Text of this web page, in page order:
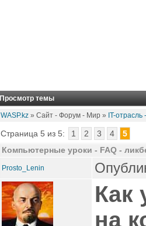
Просмотр темы
WASP.kz » Сайт - Форум - Мир » IT-
Страница 5 из 5: 1 2 3 4
5
Компьютерные уроки - FAQ -
Prosto_Lenin
Как
на